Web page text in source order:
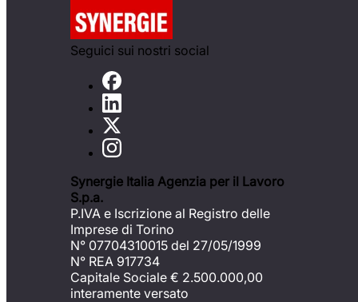
Seguici sui nostri social
Synergie Italia Agenzia per il Lavoro
S.p.a.
P.IVA e Iscrizione al Registro delle
Imprese di Torino
N° 07704310015 del 27/05/1999
N° REA 917734
Capitale Sociale € 2.500.000,00
interamente versato